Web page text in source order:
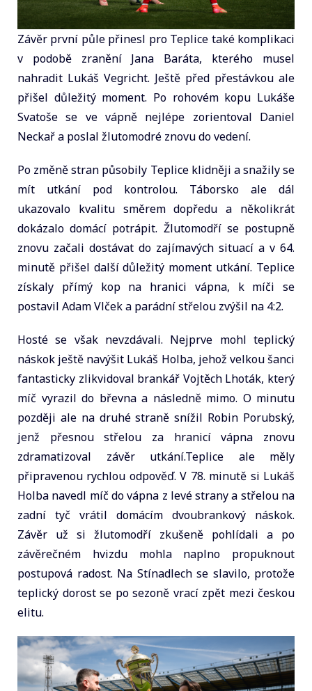
Závěr první půle přinesl pro Teplice také komplikaci
v podobě zranění Jana Baráta, kterého musel
nahradit Lukáš Vegricht. Ještě před přestávkou ale
přišel důležitý moment. Po rohovém kopu Lukáše
Svatoše se ve vápně nejlépe zorientoval Daniel
Neckař a poslal žlutomodré znovu do vedení.
Po změně stran působily Teplice klidněji a snažily se
mít utkání pod kontrolou. Táborsko ale dál
ukazovalo kvalitu směrem dopředu a několikrát
dokázalo domácí potrápit. Žlutomodří se postupně
znovu začali dostávat do zajímavých situací a v 64.
minutě přišel další důležitý moment utkání. Teplice
získaly přímý kop na hranici vápna, k míči se
postavil Adam Vlček a parádní střelou zvýšil na 4:2.
Hosté se však nevzdávali. Nejprve mohl teplický
náskok ještě navýšit Lukáš Holba, jehož velkou šanci
fantasticky zlikvidoval brankář Vojtěch Lhoták, který
míč vyrazil do břevna a následně mimo. O minutu
později ale na druhé straně snížil Robin Porubský,
jenž přesnou střelou za hranicí vápna znovu
zdramatizoval závěr utkání.Teplice ale měly
připravenou rychlou odpověď. V 78. minutě si Lukáš
Holba navedl míč do vápna z levé strany a střelou na
zadní tyč vrátil domácím dvoubrankový náskok.
Závěr už si žlutomodří zkušeně pohlídali a po
závěrečném hvizdu mohla naplno propuknout
postupová radost. Na Stínadlech se slavilo, protože
teplický dorost se po sezoně vrací zpět mezi českou
elitu.